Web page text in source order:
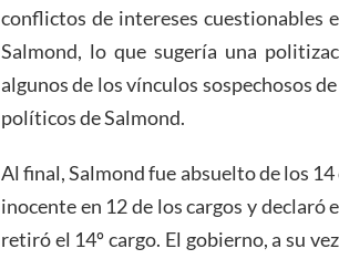
conflictos de intereses cuestionables
Salmond, lo que sugería una
algunos de los vínculos sospechosos
políticos de Salmond.
Al final, Salmond fue absuelto de los
inocente en 12 de los cargos y declaró
retiró el 14º cargo. El gobierno, a su